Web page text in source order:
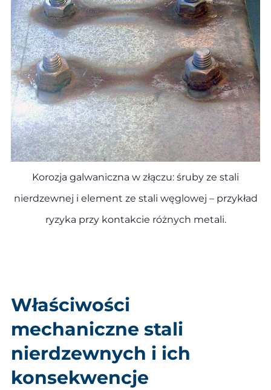
Korozja galwaniczna w złączu: śruby ze stali
nierdzewnej i element ze stali węglowej – przykład
ryzyka przy kontakcie różnych metali.
Właściwości
mechaniczne stali
nierdzewnych i ich
konsekwencje